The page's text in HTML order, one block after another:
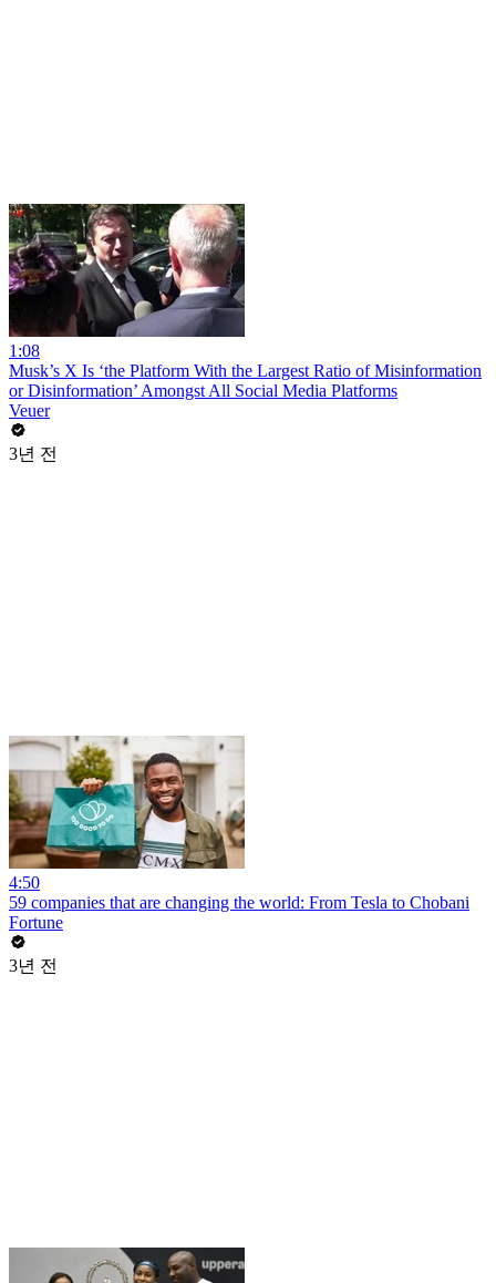
1:08
Musk’s X Is ‘the Platform With the Largest Ratio of Misinformation
or Disinformation’ Amongst All Social Media Platforms
Veuer
3년 전
4:50
59 companies that are changing the world: From Tesla to Chobani
Fortune
3년 전